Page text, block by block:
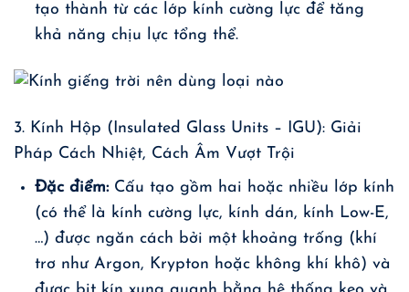
tạo thành từ các lớp kính cường lực để tăng
khả năng chịu lực tổng thể.
3. Kính Hộp (Insulated Glass Units – IGU): Giải
Pháp Cách Nhiệt, Cách Âm Vượt Trội
Đặc điểm:Cấu tạo gồm hai hoặc nhiều lớp kính
(có thể là kính cường lực, kính dán, kính Low-E,
…) được ngăn cách bởi một khoảng trống (khí
trơ như Argon, Krypton hoặc không khí khô) và